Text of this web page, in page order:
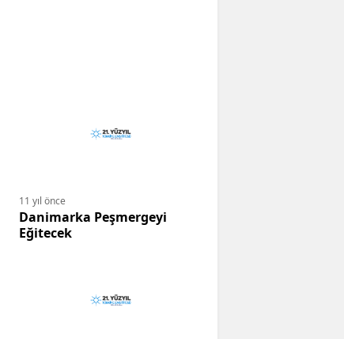
11 yıl önce
Danimarka Peşmergeyi
Eğitecek